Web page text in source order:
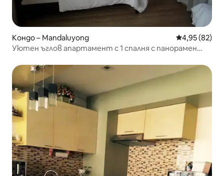
Кондо – Mandaluyong Средна
4,95 (82)
Уютен ъглов апартамент с 1 спалня с панорамен